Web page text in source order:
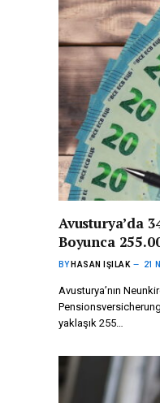
Avusturya’da
Boyunca
BY HASAN IŞILAK 21
Avusturya’nın
yaklaşık 255…